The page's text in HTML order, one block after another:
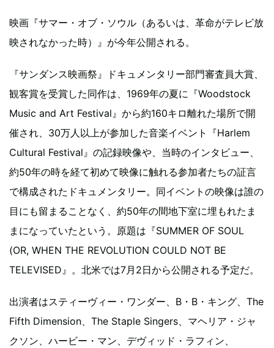
映画『サマー・オブ・ソウル（あるいは、革命がテレビ放
映されなかった時）』が今年公開される。
『サンダンス映画祭』ドキュメンタリー部門審査員大賞、
観客賞を受賞した同作は、1969年の夏に『Woodstock
Music and Art Festival』から約160キロ離れた場所で開
催され、30万人以上が参加した音楽イベント『Harlem
Cultural Festival』の記録映像や、当時のインタビュー、
約50年の時を経て初めて映像に触れる参加者たちの証言
で構成されたドキュメンタリー。同イベントの映像は誰の
目にも留まることなく、約50年の間地下室に埋もれたま
まになっていたという。原題は『SUMMER OF SOUL
(OR, WHEN THE REVOLUTION COULD NOT BE
TELEVISED』。北米では7月2日から公開される予定だ。
出演者はスティーヴィー・ワンダー、B・B・キング、The
Fifth Dimension、The Staple Singers、マヘリア・ジャ
クソン、ハービー・マン、デヴィッド・ラフィン、